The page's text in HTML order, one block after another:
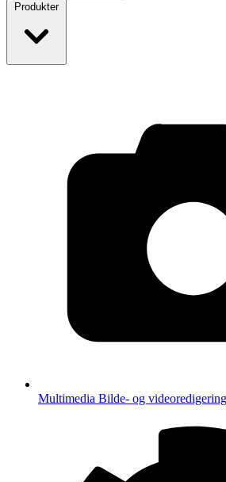
Produkter
Multimedia Bilde- og